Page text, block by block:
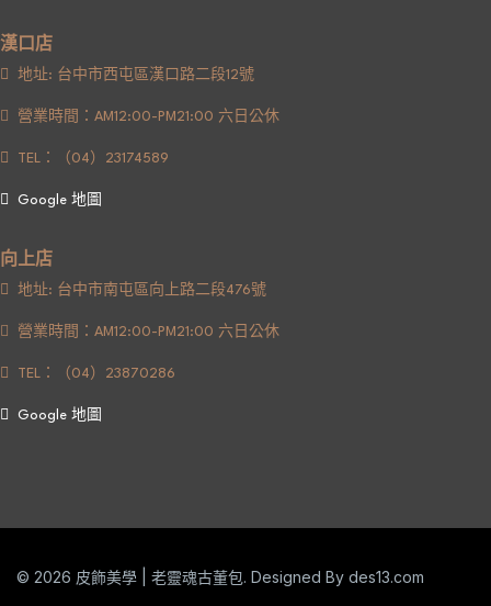
漢口店
地址: 台中市西屯區漢口路二段12號
營業時間：AM12:00-PM21:00 六日公休
TEL：（04）23174589
Google 地圖
向上店
地址: 台中市南屯區向上路二段476號
營業時間：AM12:00-PM21:00 六日公休
TEL：（04）23870286
Google 地圖
© 2026 皮飾美學 | 老靈魂古董包. Designed By des13.com